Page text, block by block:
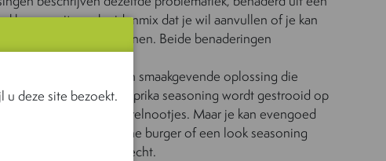
vanuit een kruidenmix dat je wil aanvullen of je kan
die je wil verfijnen. Beide benaderingen
geassocieerd met een smaakgevende oplossing die
levensmiddel. Een paprika seasoning wordt gestrooid op
kan je vinden op borrelnootjes. Maar je kan evengoed
in een veganistische burger of een look seasoning
groentengerecht.
u deze site bezoekt.